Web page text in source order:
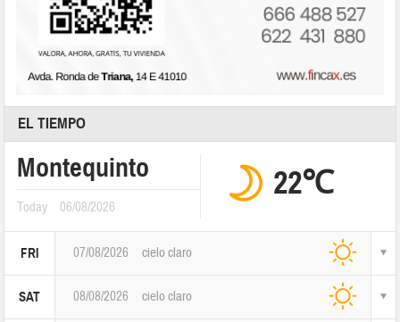
EL TIEMPO
Montequinto
Today 06/08/2026
22℃
FRI 07/08/2026 cielo claro
SAT 08/08/2026 cielo claro